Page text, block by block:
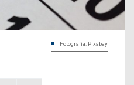
Fotografía: Pixabay